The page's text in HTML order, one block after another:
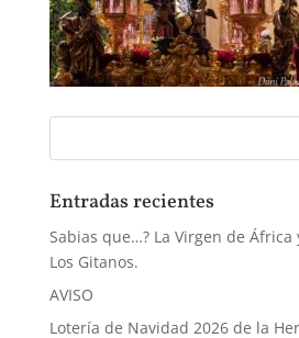
Entradas recientes
Sabias que…? La Virgen de
Los Gitanos.
AVISO
Lotería de Navidad 2026 de la